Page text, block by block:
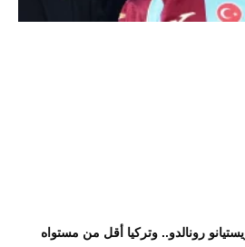
رونالدو.. وتركيا أقل من مستواه